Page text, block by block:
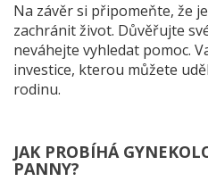
Na závěr si připomeňte, že
zachránit život. Důvěřujte
neváhejte vyhledat pomoc.
investice, kterou můžete
rodinu.
JAK PROBÍHÁ
PANNY?